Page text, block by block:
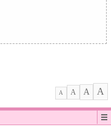
A A A A